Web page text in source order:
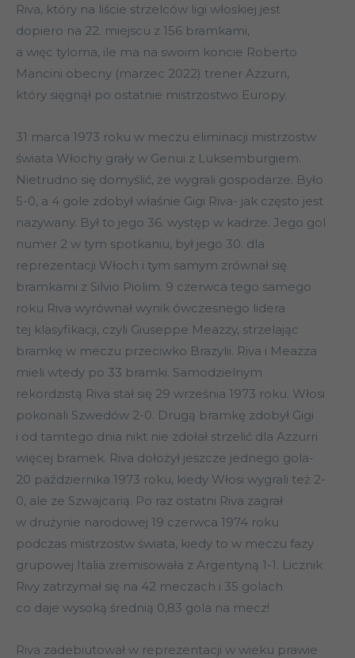
Riva, który na liście strzelców ligi włoskiej jest
dopiero na 22. miejscu z 156 bramkami,
a więc tyloma, ile ma na swoim koncie Roberto
Mancini obecny (marzec 2022) trener Azzurri,
który sięgnął po ostatnie mistrzostwo Europy.
31 marca 1973 roku w meczu eliminacji mistrzostw
świata Włochy grały w Genui z Luksemburgiem.
Nietrudno się domyślić, że wygrali gospodarze. Było
5-0, a 4 gole zdobył właśnie Gigi Riva- jak często jest
nazywany. Był to jego 36. występ w kadrze. Jego gol
numer 2 w tym spotkaniu, był jego 30. dla
reprezentacji Włoch i tym samym zrównał się
bramkami z Silvio Piolim. 9 czerwca tego samego
roku Riva wyrównał wynik ówczesnego lidera
tej klasyfikacji, czyli Giuseppe Meazzy, strzelając
bramkę w meczu przeciwko Brazylii. Riva i Meazza
mieli wtedy po 33 bramki. Samodzielnym
rekordzistą Riva stał się 29 września 1973 roku. Włosi
pokonali Szwedów 2-0. Drugą bramkę zdobył Gigi
i od tamtego dnia nikt nie zdołał strzelić dla Azzurri
więcej bramek. Riva dołożył jeszcze jednego gola-
20 października 1973 roku, kiedy Włosi wygrali też 2-
0, ale ze Szwajcarią. Po raz ostatni Riva zagrał
w drużynie narodowej 19 czerwca 1974 roku
podczas mistrzostw świata, kiedy to w meczu fazy
grupowej Italia zremisowała z Argentyną 1-1. Licznik
Rivy zatrzymał się na 42 meczach i 35 golach
co daje wysoką średnią 0,83 gola na mecz!
Riva zadebiutował w reprezentacji w wieku prawie